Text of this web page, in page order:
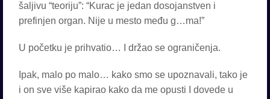
šaljivu “teoriju”: “Kurac je jedan dosojanstven i
prefinjen organ. Nije u mesto među g…ma!”
U početku je prihvatio… I držao se ograničenja.
Ipak, malo po malo… kako smo se upoznavali, tako je
i on sve više kapirao kako da me opusti I dovede u